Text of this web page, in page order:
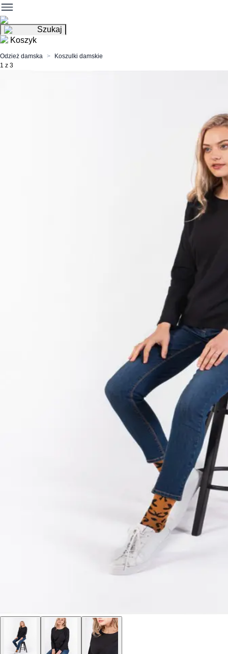
Szukaj
Koszyk
Odzież damska
Koszulki damskie
1 z 3